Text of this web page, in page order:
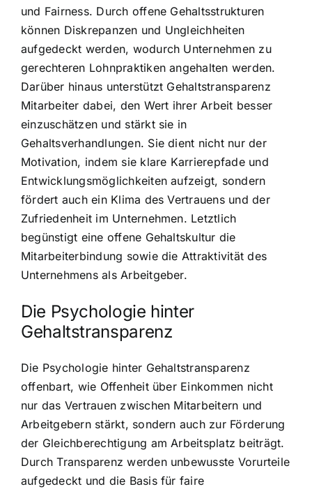
und Fairness. Durch offene Gehaltsstrukturen
können Diskrepanzen und Ungleichheiten
aufgedeckt werden, wodurch Unternehmen zu
gerechteren Lohnpraktiken angehalten werden.
Darüber hinaus unterstützt Gehaltstransparenz
Mitarbeiter dabei, den Wert ihrer Arbeit besser
einzuschätzen und stärkt sie in
Gehaltsverhandlungen. Sie dient nicht nur der
Motivation, indem sie klare Karrierepfade und
Entwicklungsmöglichkeiten aufzeigt, sondern
fördert auch ein Klima des Vertrauens und der
Zufriedenheit im Unternehmen. Letztlich
begünstigt eine offene Gehaltskultur die
Mitarbeiterbindung sowie die Attraktivität des
Unternehmens als Arbeitgeber.
Die Psychologie hinter
Gehaltstransparenz
Die Psychologie hinter Gehaltstransparenz
offenbart, wie Offenheit über Einkommen nicht
nur das Vertrauen zwischen Mitarbeitern und
Arbeitgebern stärkt, sondern auch zur Förderung
der Gleichberechtigung am Arbeitsplatz beiträgt.
Durch Transparenz werden unbewusste Vorurteile
aufgedeckt und die Basis für faire